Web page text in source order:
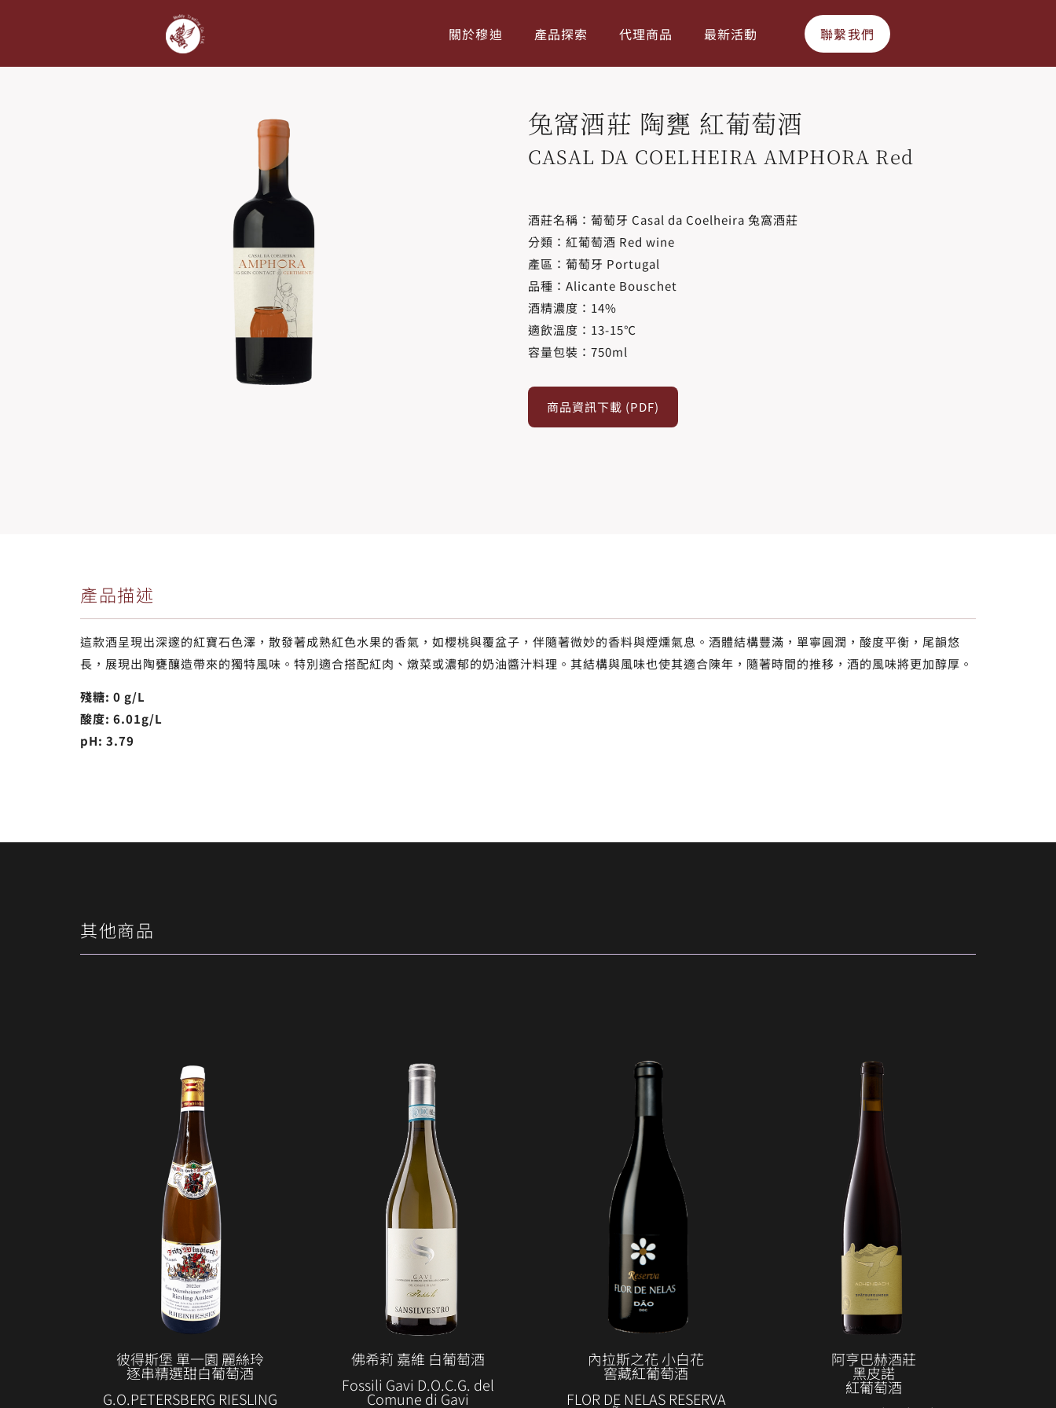
關於穆迪 產品探索 代理商品 最新活動 聯繫我們
兔窩酒莊 陶甕 紅葡萄酒
CASAL DA COELHEIRA AMPHORA Red
酒莊名稱：葡萄牙 Casal da Coelheira 兔窩酒莊
分類：紅葡萄酒 Red wine
產區：葡萄牙 Portugal
品種：Alicante Bouschet
酒精濃度​：14%
適飲溫度​：13-15℃
容量包裝：750ml
商品資訊下載 (PDF)
產品描述
這款酒呈現出深邃的紅寶石色澤，散發著成熟紅色水果的香氣，如櫻桃與覆盆子，伴隨著微妙的香料與煙燻氣息。酒體結構豐滿，單寧圓潤，酸度平衡，尾韻悠
長，展現出陶甕釀造帶來的獨特風味。特別適合搭配紅肉、燉菜或濃郁的奶油醬汁料理。其結構與風味也使其適合陳年，隨著時間的推移，酒的風味將更加醇厚。
殘糖: 0 g/L
酸度: 6.01g/L
pH: 3.79
其他商品
彼得斯堡 單一園 麗絲玲
逐串精選甜白葡萄酒
G.O.PETERSBERG RIESLING
佛希莉 嘉維 白葡萄酒
Fossili Gavi D.O.C.G. del
Comune di Gavi
內拉斯之花 小白花
窖藏紅葡萄酒
FLOR DE NELAS RESERVA
阿亨巴赫酒莊
黑皮諾
紅葡萄酒